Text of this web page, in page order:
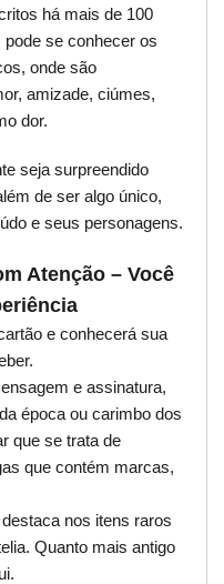
há mais de 100
se conhecer os
onde são
amizade, ciúmes,
dor.
seja surpreendido
de ser algo único,
e seus personagens.
Atenção – Você
e conhecerá sua
e assinatura,
época ou carimbo dos
que se trata de
que contém marcas,
nos itens raros
Quanto mais antigo